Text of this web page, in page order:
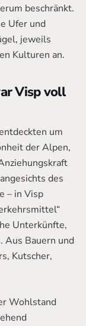
beschränkt.
Ufer und
jeweils
Kulturen an.
Visp voll
um
der Alpen,
des
– in Visp
Unterkünfte,
Aus Bauern und
Kutscher,
Wohlstand